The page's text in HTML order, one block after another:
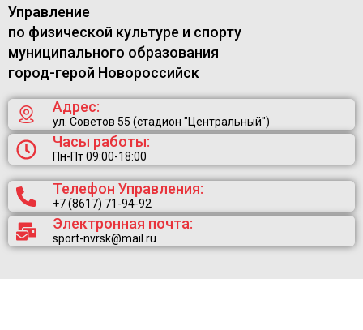
Управление
по физической культуре и спорту
муниципального образования
город-герой Новороссийск
Адрес:
ул. Советов 55 (стадион "Центральный")
Часы работы:
Пн-Пт 09:00-18:00
Телефон Управления:
+7 (8617) 71-94-92
Электронная почта:
sport-nvrsk@mail.ru